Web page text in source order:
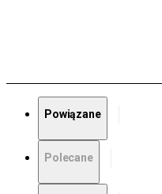
Powiązane
Polecane